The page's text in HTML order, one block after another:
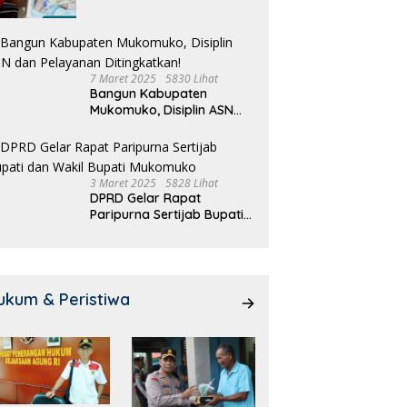
7 Maret 2025 5830 Lihat
Bangun Kabupaten
Mukomuko, Disiplin ASN
Ditingkatkan!
3 Maret 2025 5828 Lihat
DPRD Gelar Rapat
Paripurna Sertijab Bupati
& Peristiwa